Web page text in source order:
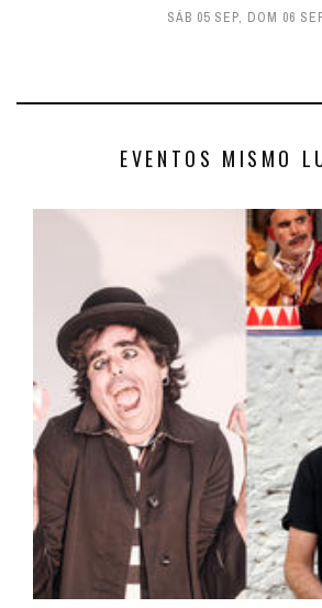
SÁB 05 SEP, DOM 06
EVENTOS MISMO